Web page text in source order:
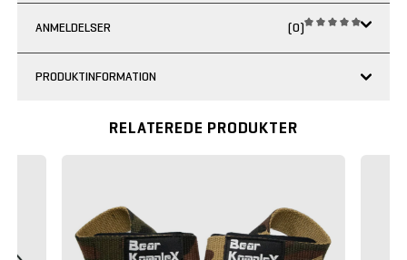
ANMELDELSER (0)
PRODUKTINFORMATION
RELATEREDE PRODUKTER